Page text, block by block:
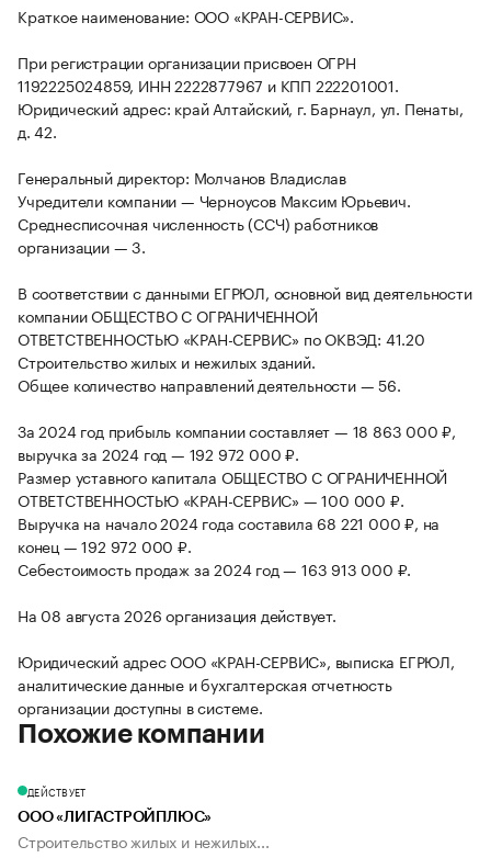
Краткое наименование: ООО «КРАН-СЕРВИС».
При регистрации организации присвоен ОГРН
1192225024859, ИНН 2222877967 и КПП 222201001.
Юридический адрес: край Алтайский, г. Барнаул, ул. Пенаты,
д. 42.
Генеральный директор: Молчанов Владислав
Учредители компании — Черноусов Максим Юрьевич.
Среднесписочная численность (ССЧ) работников
организации — 3.
В соответствии с данными ЕГРЮЛ, основной вид деятельности
компании ОБЩЕСТВО С ОГРАНИЧЕННОЙ
ОТВЕТСТВЕННОСТЬЮ «КРАН-СЕРВИС» по ОКВЭД: 41.20
Строительство жилых и нежилых зданий.
Общее количество направлений деятельности — 56.
За 2024 год прибыль компании составляет — 18 863 000 ₽,
выручка за 2024 год — 192 972 000 ₽.
Размер уставного капитала ОБЩЕСТВО С ОГРАНИЧЕННОЙ
ОТВЕТСТВЕННОСТЬЮ «КРАН-СЕРВИС» — 100 000 ₽.
Выручка на начало 2024 года составила 68 221 000 ₽, на
конец — 192 972 000 ₽.
Себестоимость продаж за 2024 год — 163 913 000 ₽.
На 08 августа 2026 организация действует.
Юридический адрес ООО «КРАН-СЕРВИС», выписка ЕГРЮЛ,
аналитические данные и бухгалтерская отчетность
организации доступны в системе.
Похожие компании
ДЕЙСТВУЕТ
ООО «ЛИГАСТРОЙПЛЮС»
Строительство жилых и нежилых...